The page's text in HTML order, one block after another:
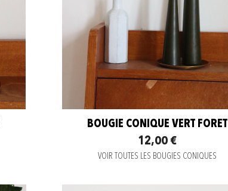
BOUGIE CONIQUE VERT FORET
12,00 €
VOIR TOUTES LES BOUGIES CONIQUES